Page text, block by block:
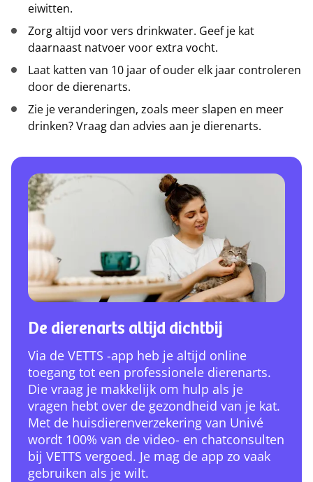
eiwitten.
Zorg altijd voor vers drinkwater. Geef je kat
daarnaast natvoer voor extra vocht.
Laat katten van 10 jaar of ouder elk jaar controleren
door de dierenarts.
Zie je veranderingen, zoals meer slapen en meer
drinken? Vraag dan advies aan je dierenarts.
De dierenarts altijd dichtbij
Via de VETTS -app heb je altijd online
toegang tot een professionele dierenarts.
Die vraag je makkelijk om hulp als je
vragen hebt over de gezondheid van je kat.
Met de huisdierenverzekering van Univé
wordt 100% van de video- en chatconsulten
bij VETTS vergoed. Je mag de app zo vaak
gebruiken als je wilt.